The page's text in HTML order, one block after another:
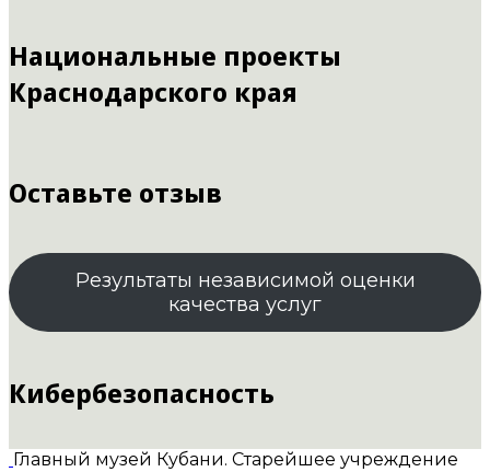
Национальные проекты
Краснодарского края
Оставьте отзыв
Результаты независимой оценки
качества услуг
Кибербезопасность
Главный музей Кубани. Старейшее учреждение